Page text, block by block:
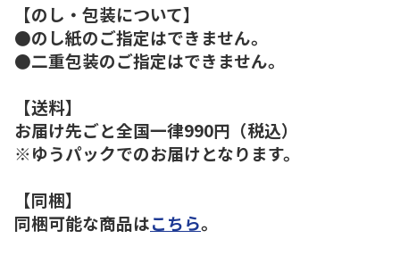
【のし・包装について】
●のし紙のご指定はできません。
●二重包装のご指定はできません。
【送料】
お届け先ごと全国一律990円（税込）
※ゆうパックでのお届けとなります。
【同梱】
同梱可能な商品はこちら。